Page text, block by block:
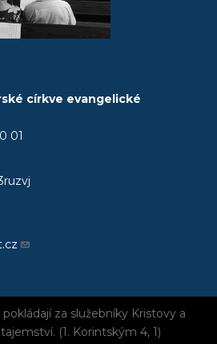
církve evangelické
01
za služebníky Kristovy a
(1. Korintským 4, 1)